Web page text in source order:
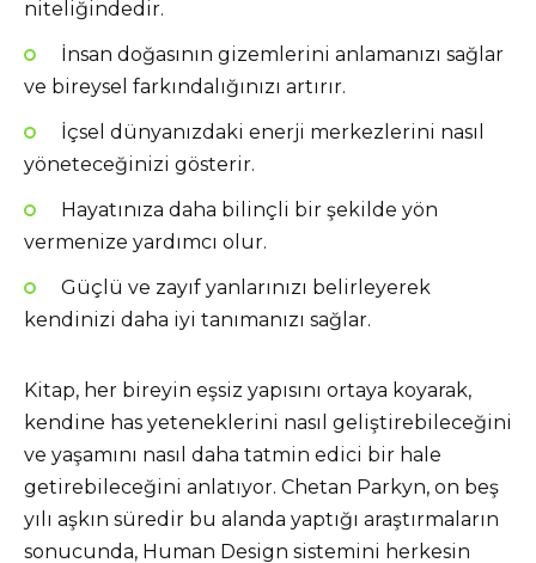
niteliğindedir.
İnsan doğasının gizemlerini anlamanızı sağlar
ve bireysel farkındalığınızı artırır.
İçsel dünyanızdaki enerji merkezlerini nasıl
yöneteceğinizi gösterir.
Hayatınıza daha bilinçli bir şekilde yön
vermenize yardımcı olur.
Güçlü ve zayıf yanlarınızı belirleyerek
kendinizi daha iyi tanımanızı sağlar.
Kitap, her bireyin eşsiz yapısını ortaya koyarak,
kendine has yeteneklerini nasıl geliştirebileceğini
ve yaşamını nasıl daha tatmin edici bir hale
getirebileceğini anlatıyor. Chetan Parkyn, on beş
yılı aşkın süredir bu alanda yaptığı araştırmaların
sonucunda, Human Design sistemini herkesin